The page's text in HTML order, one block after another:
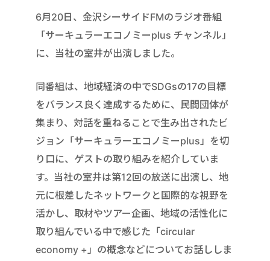
6月20日、金沢シーサイドFMのラジオ番組
「サーキュラーエコノミーplus チャンネル」
に、当社の室井が出演しました。
同番組は、地域経済の中でSDGsの17の目標
をバランス良く達成するために、民間団体が
集まり、対話を重ねることで生み出されたビ
ジョン「サーキュラーエコノミーplus」を切
り口に、ゲストの取り組みを紹介していま
す。当社の室井は第12回の放送に出演し、地
元に根差したネットワークと国際的な視野を
活かし、取材やツアー企画、地域の活性化に
取り組んでいる中で感じた「circular
economy +」の概念などについてお話ししま